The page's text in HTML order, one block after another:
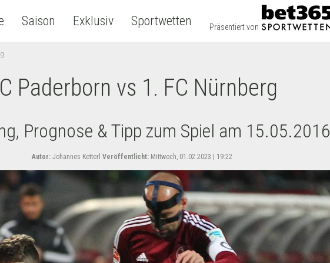
Saison Exklusiv Sportwetten Präsentiert von
Paderborn vs 1. FC Nürnberg
Prognose & Tipp zum Spiel am 15.05.2016
Autor:Johannes Ketterl Veröffentlicht:Mittwoch, 01.02.2023 | 19:22